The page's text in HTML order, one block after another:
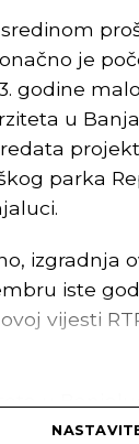
je
godine
u
parka
izgradnja
iste
vijesti